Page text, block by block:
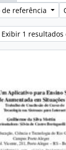
referência
Exibir 1